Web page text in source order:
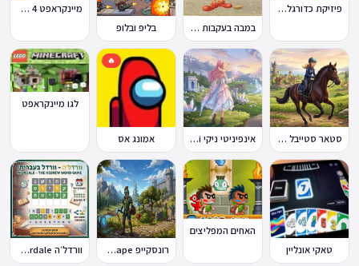
פיזיקת כדורגל Soccer Physics
במבה בעקבות החטיף החטוף 2
בליפ ובלופ
מיינקראפט 4 קלון
סטאר סטייבל Star Stable Online אינפיניטי ניקי Infinity Nikki
🔥
אמונג אס
לגו מיינקראפט
טאקי אונליין
האחים המפליצים
רונסקייפ RuneScape
וורדל׳ה Wordale